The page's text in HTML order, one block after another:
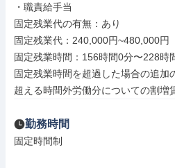
・職責給手当
固定残業代の有無：あり
固定残業代：240,000円~480,000円
固定残業時間：156時間0分〜228時
固定残業時間を超過した場合の追加
超える時間外労働分についての割増
勤務時間
固定時間制